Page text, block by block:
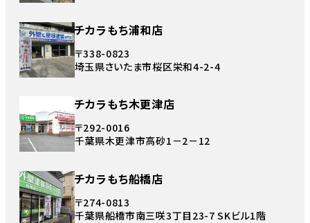
チカラもち浦和店
〒338-0823
埼玉県さいたま市桜区栄和4-2-4
チカラもち木更津店
〒292-0016
千葉県木更津市高砂1－2－12
チカラもち船橋店
〒274-0813
千葉県船橋市南三咲3丁目23-7 SKビル1階